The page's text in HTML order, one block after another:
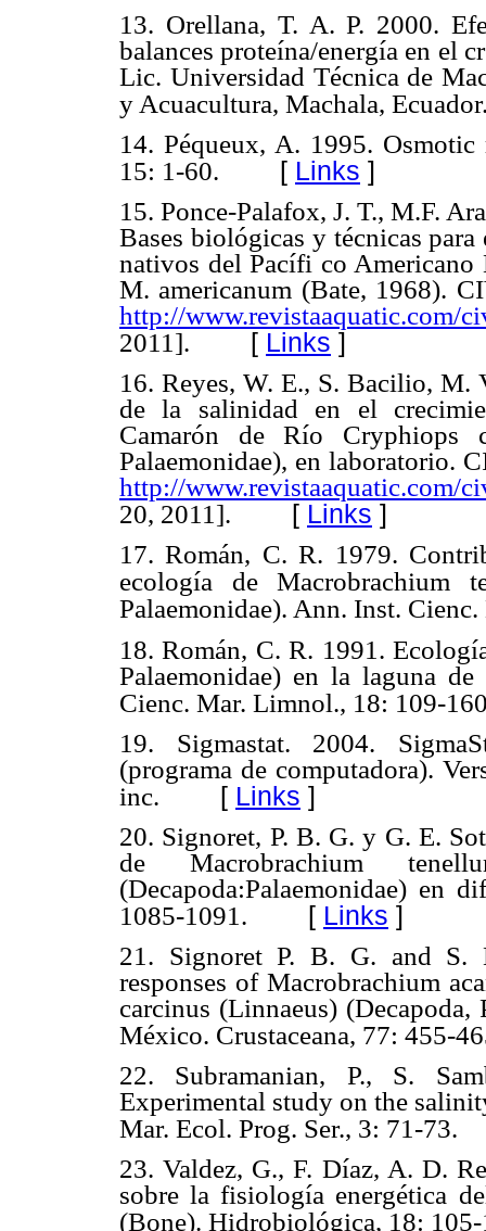
13. Orellana, T. A. P. 2000.
balances proteína/energía en el
Lic. Universidad Técnica de
y Acuacultura, Machala,
14. Péqueux, A. 1995.
15: 1-60. [ Links ]
15. Ponce-Palafox, J. T., M.F.
Bases biológicas y técnicas
nativos del Pacífi co
M. americanum (Bate, 1968).
http://www.revistaaquatic.com/
2011]. [ Links ]
16. Reyes, W. E., S. Bacilio,
de la salinidad en el
Camarón de Río Cryphiops
Palaemonidae), en laboratorio.
http://www.revistaaquatic.com/
20, 2011]. [ Links ]
17. Román, C. R. 1979.
ecología de Macrobrachium
Palaemonidae). Ann. Inst.
18.Román, C. R. 1991.
Palaemonidae) en la laguna
Cienc. Mar. Limnol., 18: 109-
19. Sigmastat. 2004.
(programa de computadora).
inc. [ Links ]
20. Signoret, P. B. G. y G. E.
de Macrobrachium
(Decapoda:Palaemonidae) en
1085-1091. [ Links ]
21. Signoret P. B. G. and S.
responses of Macrobrachium
carcinus (Linnaeus)
México. Crustaceana, 77: 455-
22. Subramanian, P., S.
Experimental study on the
Mar. Ecol. Prog. Ser., 3: 71-73.
23. Valdez, G., F. Díaz, A. D.
sobre la fisiología energética
(Bone). Hidrobiológica, 18: 105-